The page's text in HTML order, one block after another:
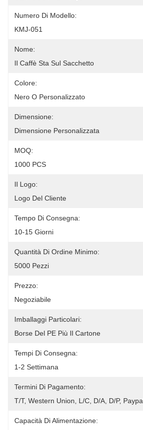
Numero Di Modello:
KMJ-051
Nome:
Il Caffè Sta Sul Sacchetto
Colore:
Nero O Personalizzato
Dimensione:
Dimensione Personalizzata
MOQ:
1000 PCS
Il Logo:
Logo Del Cliente
Tempo Di Consegna:
10-15 Giorni
Quantità Di Ordine Minimo:
5000 Pezzi
Prezzo:
Negoziabile
Imballaggi Particolari:
Borse Del PE Più Il Cartone
Tempi Di Consegna:
1-2 Settimana
Termini Di Pagamento:
T/T, Western Union, L/C, D/A, D/P,
Capacità Di Alimentazione: